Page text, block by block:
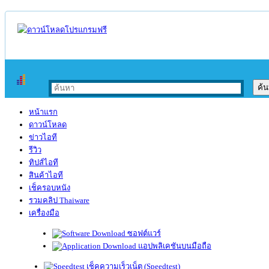
หน้าแรก
ดาวน์โหลด
ข่าวไอที
รีวิว
ทิปส์ไอที
สินค้าไอที
เช็ครอบหนัง
รวมคลิป Thaiware
เครื่องมือ
ซอฟต์แวร์
แอปพลิเคชันบนมือถือ
เช็คความเร็วเน็ต (Speedtest)